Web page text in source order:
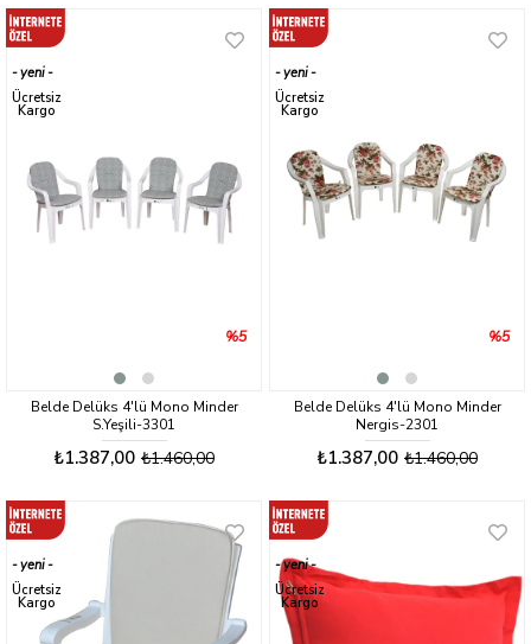
Belde Delüks 4'lü Mono Minder
S.Yeşili-3301
₺1.387,00 ₺1.460,00
%5
yeni
ürün
Ücretsiz
Kargo
Belde Delüks 4'lü Mono Minder
Nergis-2301
₺1.387,00 ₺1.460,00
%5
yeni
ürün
Ücretsiz
Kargo
yeni
ürün
Ücretsiz
Kargo
yeni
ürün
Ücretsiz
Kargo